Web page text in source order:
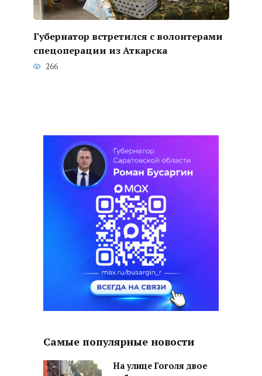
Губернатор встретился с волонтерами
спецоперации из Аткарска
266
Самые популярные новости
На улице Гоголя двое